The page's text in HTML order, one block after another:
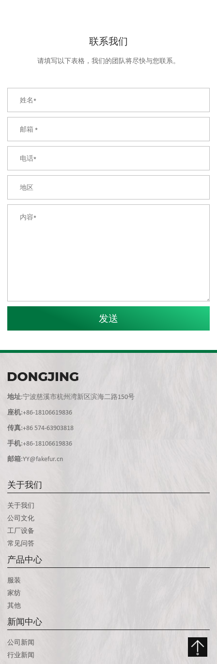
联系我们
请填写以下表格，我们的团队将尽快与您联系。
地址:宁波慈溪市杭州湾新区滨海二路150号
座机:+86-18106619836
传真:+86 574-63903818
手机:+86-18106619836
邮箱:YY@fakefur.cn
关于我们
关于我们
公司文化
工厂设备
常见问答
产品中心
服装
家纺
其他
新闻中心
公司新闻
行业新闻